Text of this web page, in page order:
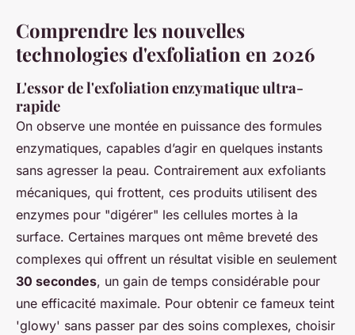
Comprendre les nouvelles
technologies d'exfoliation en 2026
L'essor de l'exfoliation enzymatique ultra-
rapide
On observe une montée en puissance des formules
enzymatiques, capables d’agir en quelques instants
sans agresser la peau. Contrairement aux exfoliants
mécaniques, qui frottent, ces produits utilisent des
enzymes pour "digérer" les cellules mortes à la
surface. Certaines marques ont même breveté des
complexes qui offrent un résultat visible en seulement
30 secondes, un gain de temps considérable pour
une efficacité maximale. Pour obtenir ce fameux teint
'glowy' sans passer par des soins complexes, choisir